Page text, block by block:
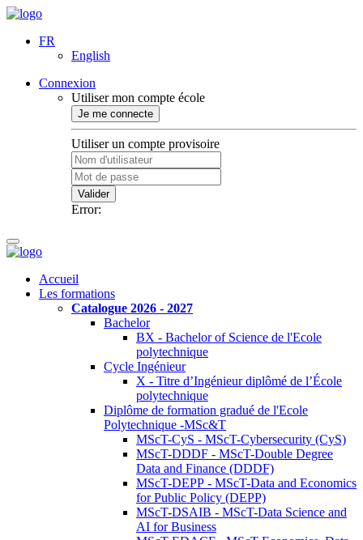
FR
English
Connexion
Utiliser mon compte école
Je me connecte
Utiliser un compte provisoire
Valider
Error:
Accueil
Les formations
Catalogue 2026 - 2027
Bachelor
BX - Bachelor of Science de l'Ecole
polytechnique
Cycle Ingénieur
X - Titre d’Ingénieur diplômé de l’École
polytechnique
Diplôme de formation gradué de l'Ecole
Polytechnique -MSc&T
MScT-CyS - MScT-Cybersecurity (CyS)
MScT-DDDF - MScT-Double Degree
Data and Finance (DDDF)
MScT-DEPP - MScT-Data and Economics
for Public Policy (DEPP)
MScT-DSAIB - MScT-Data Science and
AI for Business